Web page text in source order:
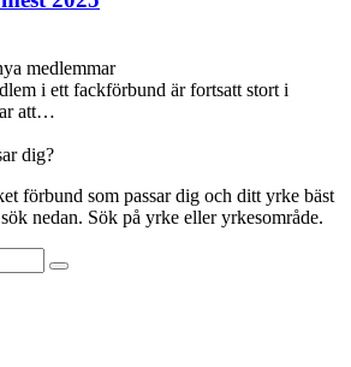
medlemmar
i ett fackförbund är fortsatt stort i
att…
dig?
förbund som passar dig och ditt yrke bäst
nedan. Sök på yrke eller yrkesområde.